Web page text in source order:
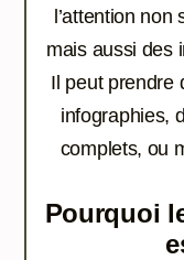
l’attention
mais aussi des
Il peut prendre
infographies,
complets, ou
Pourquoi